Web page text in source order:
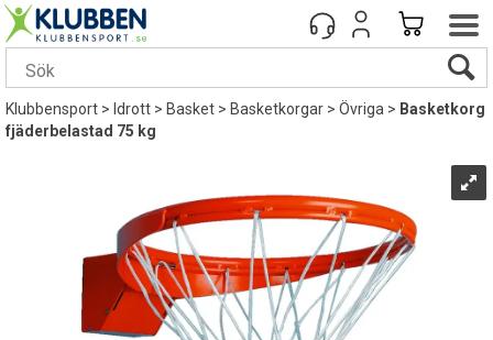
Klubbensport> Idrott>Basket>Basketkorgar>Övriga> Basketkorg
fjäderbelastad 75 kg